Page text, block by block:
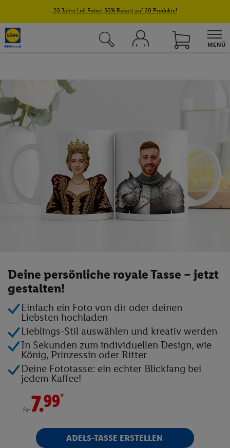
20 Jahre Lidl Fotos! 50% Rabatt auf 20 Produkte!
MENÜ
Fotobücher
Fotokalender
Fotogeschenke
Angebote
Onlineshop
Filial-Angebote
Lidl Plus
Lidl Inspiration
Reisen
Weine
Rezepte
Deine persönliche royale Tasse – jetzt
gestalten!
Einfach ein Foto von dir oder deinen
Liebsten hochladen
Lieblings-Stil auswählen und kreativ werden
In Sekunden zum individuellen Design, wie
König, Prinzessin oder Ritter
Deine Fototasse: ein echter Blickfang bei
jedem Kaffee!
für7.99*
ADELS-TASSE ERSTELLEN